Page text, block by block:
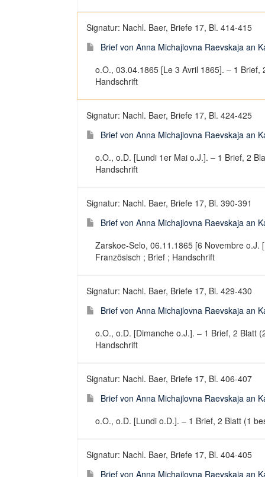
Signatur: Nachl. Baer, Briefe 17, Bl. 414-415
Brief von Anna Michajlovna Raevskaja an
o.O., 03.04.1865 [Le 3 Avril 1865]. – 1
Handschrift
Signatur: Nachl. Baer, Briefe 17, Bl. 424-425
Brief von Anna Michajlovna Raevskaja an
o.O., o.D. [Lundi 1er Mai o.J.]. – 1 Brief, 2
Handschrift
Signatur: Nachl. Baer, Briefe 17, Bl. 390-391
Brief von Anna Michajlovna Raevskaja an
Zarskoe-Selo, 06.11.1865 [6 Novembre o.J.
Französisch ; Brief ; Handschrift
Signatur: Nachl. Baer, Briefe 17, Bl. 429-430
Brief von Anna Michajlovna Raevskaja an
o.O., o.D. [Dimanche o.J.]. – 1 Brief, 2 Blatt
Handschrift
Signatur: Nachl. Baer, Briefe 17, Bl. 406-407
Brief von Anna Michajlovna Raevskaja an
o.O., o.D. [Lundi o.D.]. – 1 Brief, 2 Blatt (1
Signatur: Nachl. Baer, Briefe 17, Bl. 404-405
Brief von Anna Michajlovna Raevskaja an